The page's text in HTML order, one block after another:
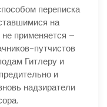
переписка
на
применяется –
путчистов
Гитлеру и
и
надзиратели